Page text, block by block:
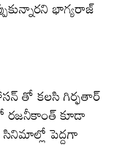
భాగ్యరాజ్
తో కలసి గిర్ఫతార్
కూడా
పెద్దగా